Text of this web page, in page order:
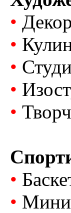
•
•
•
•
•
•
•